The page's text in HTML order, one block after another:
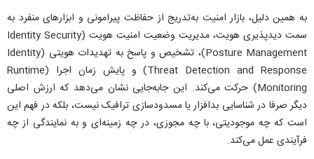
به همین دلیل، بازار امنیت به‌تدریج از حفاظت پیرامونی و ابزار‌های منفرد به
سمت دیدپذیری هویت، مدیریت وضعیت امنیت هویت (Identity Security
Posture Management)، تشخیص و پاسخ به تهدیدات هویتی (Identity
Threat Detection and Response) و پایش زمان اجرا (Runtime
Monitoring) حرکت می‌کند. این جابه‌جایی نشان می‌دهد که ارزش اصلی
دیگر صرفا در شناسایی بدافزار یا مسدودسازی ترافیک نیست، بلکه در فهم این
است که چه موجودیتی، با چه مجوزی، در چه زمینه‌ای و به نمایندگی از چه
فرآیندی عمل می‌کند.